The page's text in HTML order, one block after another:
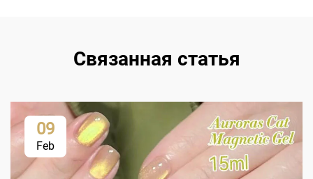
Связанная статья
09
Feb